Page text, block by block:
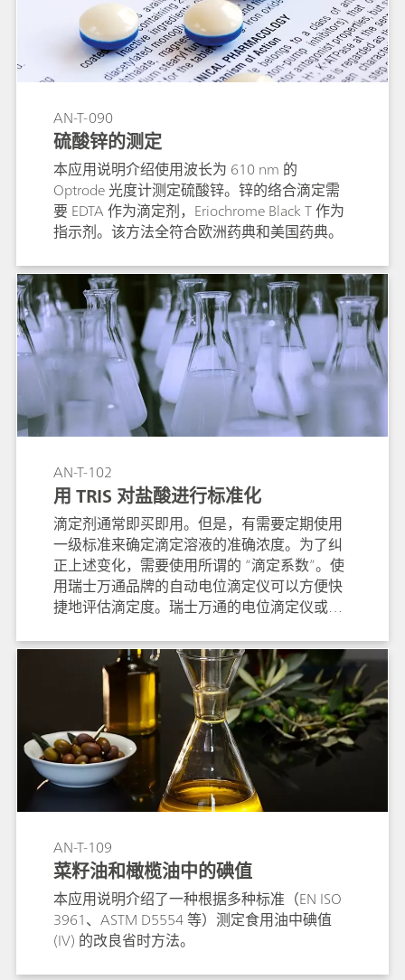
AN-T-090
硫酸锌的测定
本应用说明介绍使用波长为 610 nm 的
Optrode 光度计测定硫酸锌。锌的络合滴定需
要 EDTA 作为滴定剂，Eriochrome Black T 作为
指示剂。该方法全符合欧洲药典和美国药典。
AN-T-102
用 TRIS 对盐酸进行标准化
滴定剂通常即买即用。但是，有需要定期使用
一级标准来确定滴定溶液的准确浓度。为了纠
正上述变化，需要使用所谓的 “滴定系数”。使
用瑞士万通品牌的自动电位滴定仪可以方便快
捷地评估滴定度。瑞士万通的电位滴定仪或软
定系数，使标准化工作变得简单。
AN-T-109
菜籽油和橄榄油中的碘值
本应用说明介绍了一种根据多种标准（EN ISO
3961、ASTM D5554 等）测定食用油中碘值
(IV) 的改良省时方法。